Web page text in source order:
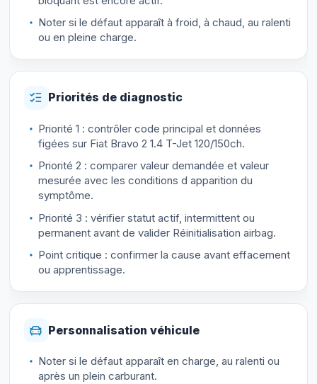
Noter si le défaut apparaît à froid, à chaud, au ralenti
ou en pleine charge.
Priorités de diagnostic
Priorité 1 : contrôler code principal et données
figées sur Fiat Bravo 2 1.4 T-Jet 120/150ch.
Priorité 2 : comparer valeur demandée et valeur
mesurée avec les conditions d apparition du
symptôme.
Priorité 3 : vérifier statut actif, intermittent ou
permanent avant de valider Réinitialisation airbag.
Point critique : confirmer la cause avant effacement
ou apprentissage.
Personnalisation véhicule
Noter si le défaut apparaît en charge, au ralenti ou
après un plein carburant.